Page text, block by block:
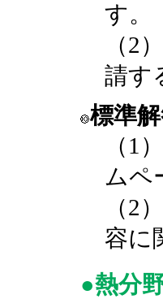
す。
（2
請す
標準
（1
ムペ
（2
容に
●熱分